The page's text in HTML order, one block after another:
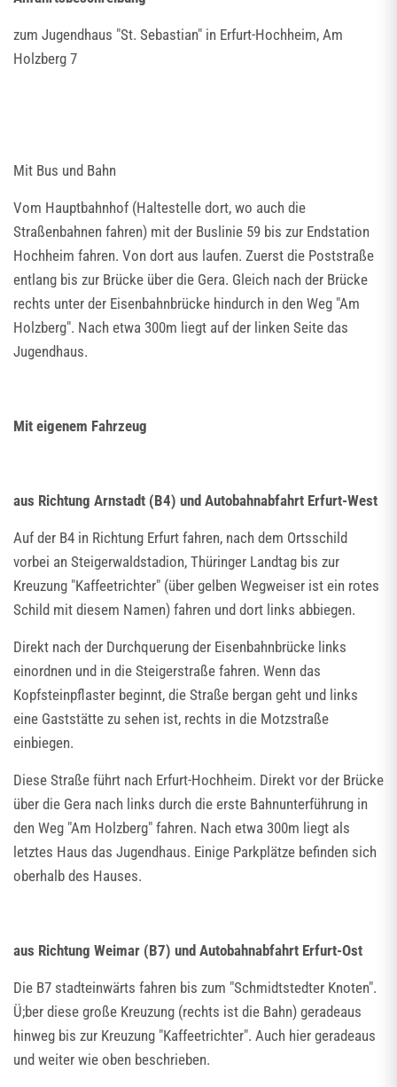
zum Jugendhaus "St. Sebastian" in Erfurt-Hochheim, Am
Holzberg 7
Mit Bus und Bahn
Vom Hauptbahnhof (Haltestelle dort, wo auch die
Straßenbahnen fahren) mit der Buslinie 59 bis zur Endstation
Hochheim fahren. Von dort aus laufen. Zuerst die Poststraße
entlang bis zur Brücke über die Gera. Gleich nach der Brücke
rechts unter der Eisenbahnbrücke hindurch in den Weg "Am
Holzberg". Nach etwa 300m liegt auf der linken Seite das
Jugendhaus.
Mit eigenem Fahrzeug
aus Richtung Arnstadt (B4) und Autobahnabfahrt Erfurt-West
Auf der B4 in Richtung Erfurt fahren, nach dem Ortsschild
vorbei an Steigerwaldstadion, Thüringer Landtag bis zur
Kreuzung "Kaffeetrichter" (über gelben Wegweiser ist ein rotes
Schild mit diesem Namen) fahren und dort links abbiegen.
Direkt nach der Durchquerung der Eisenbahnbrücke links
einordnen und in die Steigerstraße fahren. Wenn das
Kopfsteinpflaster beginnt, die Straße bergan geht und links
eine Gaststätte zu sehen ist, rechts in die Motzstraße
einbiegen.
Diese Straße führt nach Erfurt-Hochheim. Direkt vor der Brücke
über die Gera nach links durch die erste Bahnunterführung in
den Weg "Am Holzberg" fahren. Nach etwa 300m liegt als
letztes Haus das Jugendhaus. Einige Parkplätze befinden sich
oberhalb des Hauses.
aus Richtung Weimar (B7) und Autobahnabfahrt Erfurt-Ost
Die B7 stadteinwärts fahren bis zum "Schmidtstedter Knoten".
Ü;ber diese große Kreuzung (rechts ist die Bahn) geradeaus
hinweg bis zur Kreuzung "Kaffeetrichter". Auch hier geradeaus
und weiter wie oben beschrieben.